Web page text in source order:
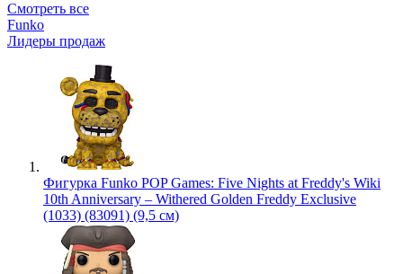
Смотреть все
Funko
Лидеры продаж
Фигурка Funko POP Games: Five Nights at Freddy's Wiki
10th Anniversary – Withered Golden Freddy Exclusive
(1033) (83091) (9,5 см)